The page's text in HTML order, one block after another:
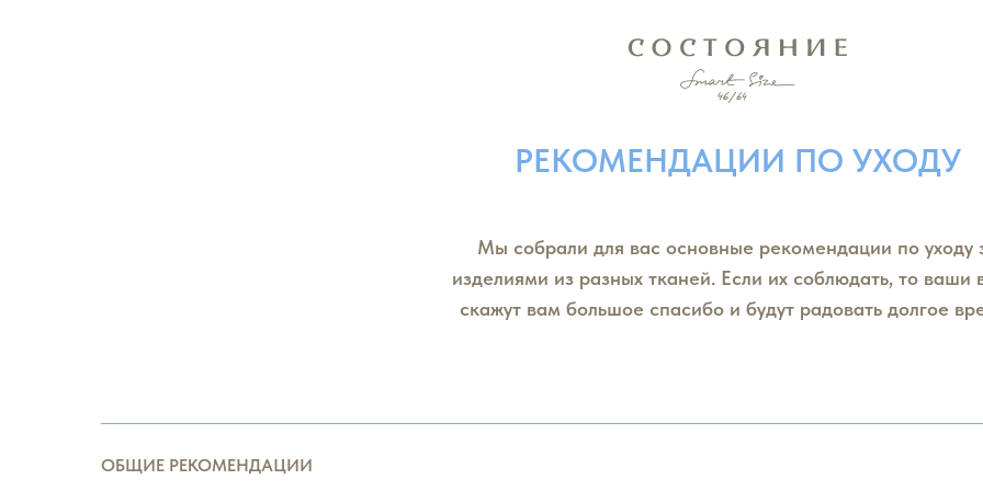
РЕКОМЕНДАЦИИ ПО УХОДУ
Мы собрали для вас основные рекомендации по уходу
изделиями из разных тканей. Если их соблюдать, то ваши
скажут вам большое спасибо и будут радовать долгое
ОБЩИЕ РЕКОМЕНДАЦИИ